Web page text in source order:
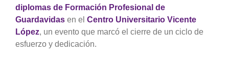
diplomas de Formación Profesional de
Guardavidas en el Centro Universitario Vicente
López, un evento que marcó el cierre de un ciclo de
esfuerzo y dedicación.